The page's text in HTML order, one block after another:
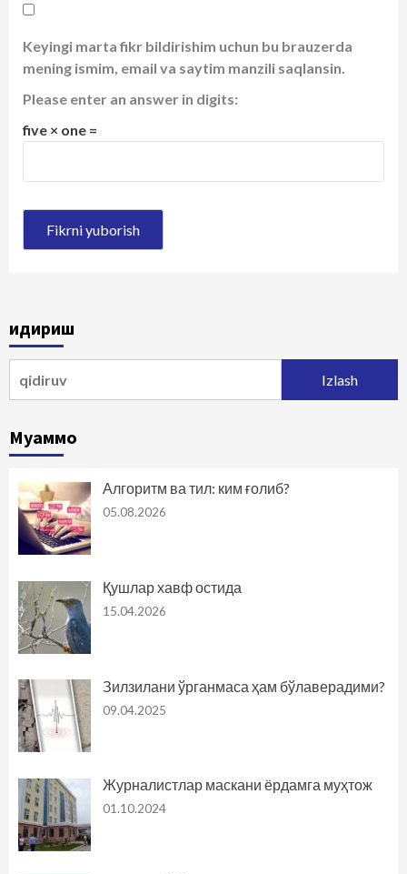
Keyingi marta fikr bildirishim uchun bu brauzerda
mening ismim, email va saytim manzili saqlansin.
Please enter an answer in digits:
five × one =
Қидириш
Муаммо
Алгоритм ва тил: ким ғолиб?
05.08.2026
Қушлар хавф остида
15.04.2026
Зилзилани ўрганмаса ҳам бўлаверадими?
09.04.2025
Журналистлар маскани ёрдамга муҳтож
01.10.2024